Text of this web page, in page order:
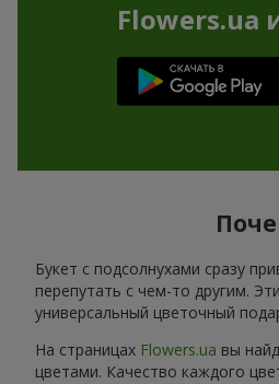
Flowers.ua
Букет с подсолнухами сразу
перепутать с чем-то другим.
универсальный цветочный
На страницах Flowers.ua вы
цветами. Качество каждого